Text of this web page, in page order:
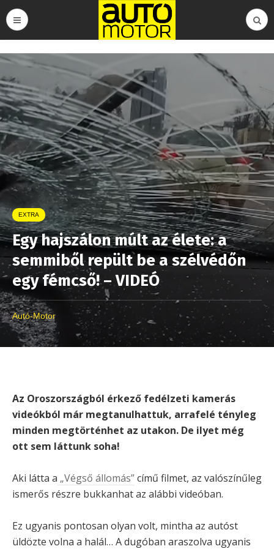
EXTRA
Egy hajszálon múlt az élete: a
semmiből repült be a szélvédőn
egy fémcső! – VIDEÓ
Autó-Motor
Az Oroszországból érkező fedélzeti kamerás
videókból már megtanulhattuk, arrafelé tényleg
minden megtörténhet az utakon. De ilyet még
ott sem láttunk soha!
Aki látta a „Végső állomás”című filmet, az valószínűleg
ismerős részre bukkanhat az alábbi videóban.
Ez ugyanis pontosan olyan volt, mintha az autóst
üldözte volna a halál… A dugóban araszolva ugyanis